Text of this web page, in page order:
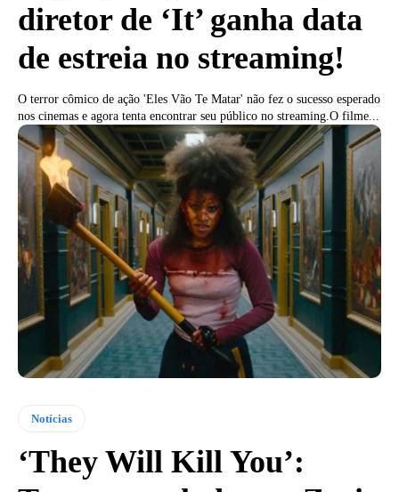
diretor de ‘It’ ganha data
de estreia no streaming!
O terror cômico de ação 'Eles Vão Te Matar' não fez o sucesso esperado
nos cinemas e agora tenta encontrar seu público no streaming.O filme...
Notícias
‘They Will Kill You’: